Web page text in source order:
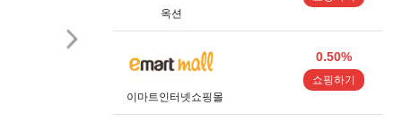
옥션
이마트인터넷쇼핑몰
0.50%
쇼핑하기